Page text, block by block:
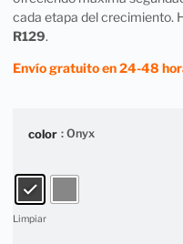
cada etapa del crecimiento.
R129.
Envío gratuito en 24-48
color : Onyx
Limpiar